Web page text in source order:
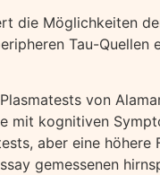
die Möglichkeiten
Tau-
von
mit kognitiven
aber eine
gemessenen